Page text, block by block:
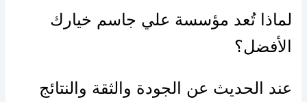
لماذا تُعد مؤسسة علي جاسم خيارك
الأفضل؟
عند الحديث عن الجودة والثقة والنتائج